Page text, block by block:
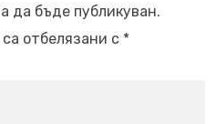
да бъде публикуван.
отбелязани с *